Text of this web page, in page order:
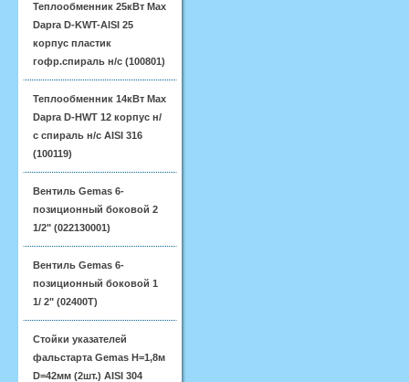
Теплообменник 25кВт Max
Dapra D-KWT-AISI 25
корпус пластик
гофр.спираль н/с (100801)
Теплообменник 14кВт Max
Dapra D-HWT 12 корпус н/
с спираль н/с AISI 316
(100119)
Вентиль Gemas 6-
позиционный боковой 2
1/2" (022130001)
Вентиль Gemas 6-
позиционный боковой 1
1/ 2" (02400T)
Стойки указателей
фальстарта Gemas H=1,8м
D=42мм (2шт.) AISI 304